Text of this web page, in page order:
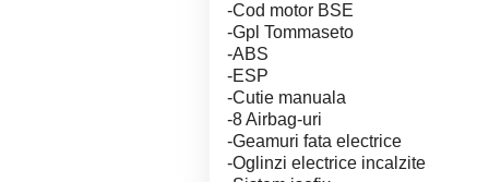
-Cod motor BSE
-Gpl Tommaseto
-ABS
-ESP
-Cutie manuala
-8 Airbag-uri
-Geamuri fata electrice
-Oglinzi electrice incalzite